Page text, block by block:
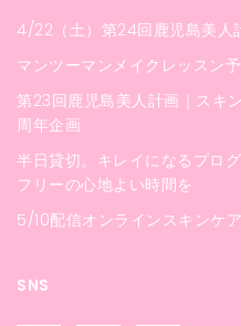
4/22（土）第24回鹿児島美人
マンツーマンメイクレッスン
第23回鹿児島美人計画｜スキ
周年企画
半日貸切。キレイになるプロ
フリーの心地よい時間を
5/10配信オンラインスキンケ
SNS